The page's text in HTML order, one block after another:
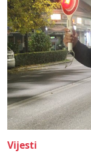
Vijesti